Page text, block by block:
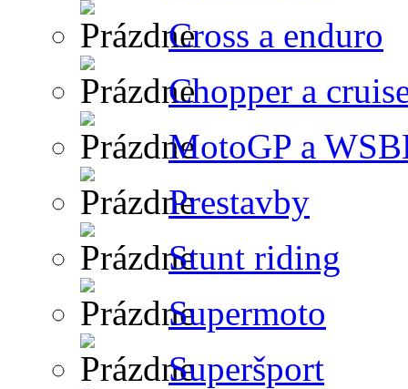
Cross a enduro
Chopper a
MotoGP a
Prestavby
Stunt riding
Supermoto
Superšport